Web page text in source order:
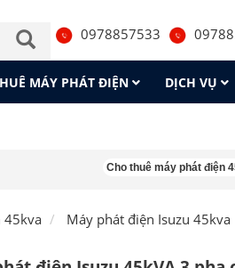
0978857533
MÁY PHÁT ĐIỆN DỊCH VỤ
Cho thuê máy phát điện 45kva
45kva Máy phát điện Isuzu 45kva